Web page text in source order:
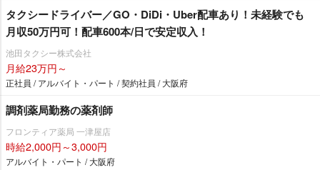
タクシードライバー／GO・DiDi・Uber配車あり！未経験でも
月収50万円可！配車600本/日で安定収入！
池田タクシー株式会社
月給23万円～
正社員 / アルバイト・パート / 契約社員 / 大阪府
調剤薬局勤務の薬剤師
フロンティア薬局 一津屋店
時給2,000円～3,000円
アルバイト・パート / 大阪府